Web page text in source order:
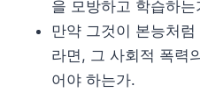
을 모방하고 학습하는
만약 그것이 본능처
라면, 그 사회적 폭력
어야 하는가.